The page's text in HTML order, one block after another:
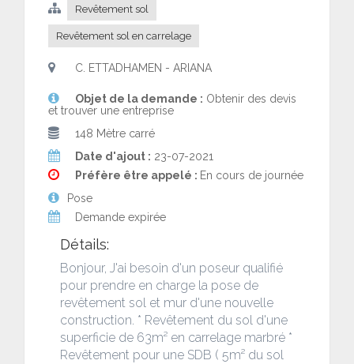
Revêtement sol
Revêtement sol en carrelage
C. ETTADHAMEN - ARIANA
Objet de la demande : Obtenir des devis
et trouver une entreprise
148 Mètre carré
Date d'ajout : 23-07-2021
Préfère être appelé : En cours de journée
Pose
Demande expirée
Détails:
Bonjour, J'ai besoin d'un poseur qualifié
pour prendre en charge la pose de
revêtement sol et mur d'une nouvelle
construction. * Revêtement du sol d'une
superficie de 63m² en carrelage marbré *
Revêtement pour une SDB ( 5m² du sol